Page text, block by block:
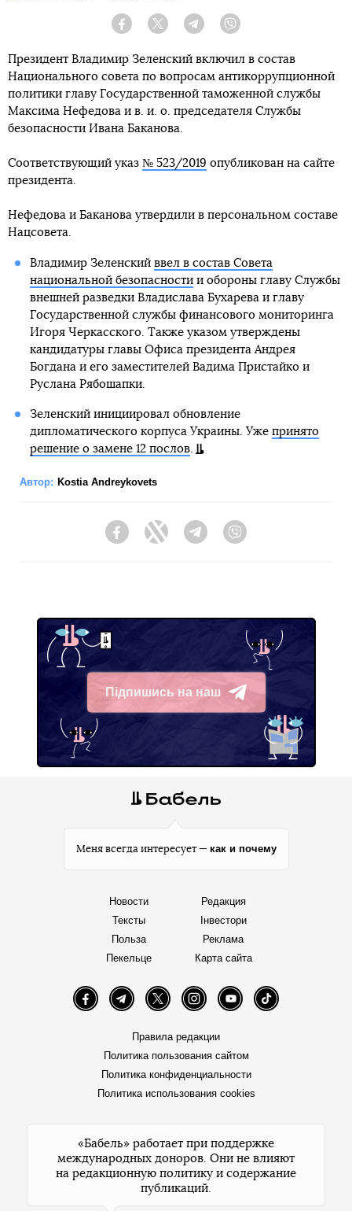
Facebook Twitter Telegram
Президент Владимир Зеленский включил в состав
Национального совета по вопросам антикоррупционной
политики главу Государственной таможенной службы
Максима Нефедова и в. и. о. председателя Службы
безопасности Ивана Баканова.
Соответствующий указ № 523/2019 опубликован на сайте
президента.
Нефедова и Баканова утвердили в персональном составе
Нацсовета.
Владимир Зеленский ввел в состав Совета
национальной безопасностии обороны главу Службы
внешней разведки Владислава Бухарева и главу
Государственной службы финансового мониторинга
Игоря Черкасского. Также указом утверждены
кандидатуры главы Офиса президента Андрея
Богдана и его заместителей Вадима Пристайко и
Руслана Рябошапки.
Зеленский инициировал обновление
дипломатического корпуса Украины. Уже принято
решение о замене 12 послов.
Автор: Kostia Andreykovets
FacebookTwitter Telegram
Підпишись на наш
Telegram
Меня всегда интересует — как и почему
Новости
Тексты
Польза
Пекельце
Редакция
Інвестори
Реклама
Карта сайта
FacebookTelegramTwitter InstagramYouTube TikTok
Правила редакции
Политика пользования сайтом
Политика конфиденциальности
Политика использования cookies
«Бабель» работает при поддержке
международных доноров. Они не влияют
на редакционную политику и содержание
публикаций.